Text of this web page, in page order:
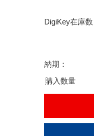
DigiKey在庫数
納期：
購入数量